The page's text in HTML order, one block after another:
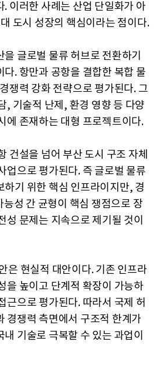
이러한 사례는 산업 단일화가 아
도시 성장의 핵심이라는 점이다.
글로벌 물류 허브로 전환하기
. 항만과 공항을 결합한 복합 물
쟁력 강화 전략으로 평가된다. 그
, 기술적 난제, 환경 영향 등 다양
에 존재하는 대형 프로젝트이다.
건설을 넘어 부산 도시 구조 자체
업으로 평가된다. 즉 글로벌 물류
하기 위한 핵심 인프라이지만, 경
성 간 균형이 핵심 쟁점으로 장
성 문제는 지속으로 제기될 것이
은 현실적 대안이다. 기존 인프라
을 높이고 단계적 확장이 가능하
근으로 평가된다. 따라서 국제 허
경쟁력 측면에서 구조적 한계가
기술로 극복할 수 있는 과업이